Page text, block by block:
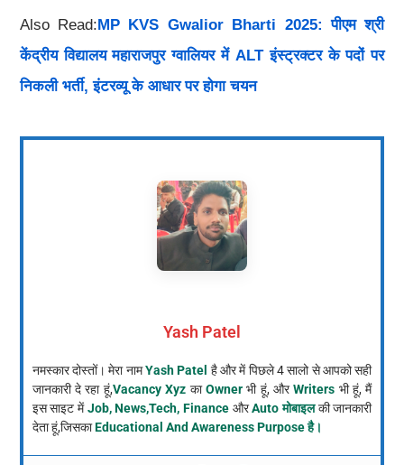
Also Read: MP KVS Gwalior Bharti 2025: पीएम श्री
केंद्रीय विद्यालय महाराजपुर ग्वालियर में ALT इंस्ट्रक्टर के पदों पर
निकली भर्ती, इंटरव्यू के आधार पर होगा चयन
Yash Patel
नमस्कार दोस्तों। मेरा नामYash Patel है और में पिछले 4 सालो से आपको सही
जानकारी दे रहा हूं,Vacancy Xyz काOwnerभी हूं, औरWriters भी हूं, मैं
इस साइट मेंJob, News,Tech, Finance औरAuto मोबाइलकी जानकारी
देता हूं,जिसकाEducational And Awareness Purpose है।